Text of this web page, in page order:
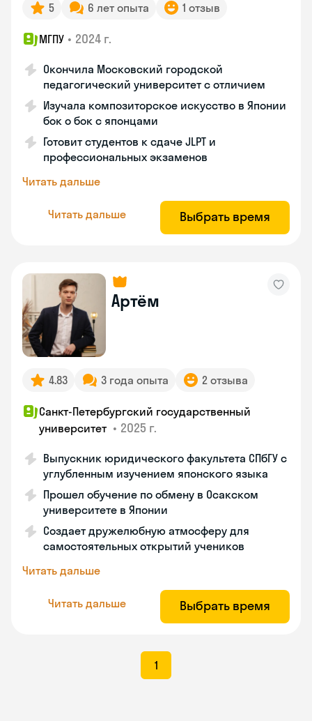
5 6 лет опыта 1 отзыв
МГПУ • 2024 г.
Окончила Московский городской
педагогический университет с отличием
Изучала композиторское искусство в Японии
бок о бок с японцами
Готовит студентов к сдаче JLPT и
профессиональных экзаменов
Читать дальше
Читать дальше Выбрать время
Артём
4.83 3 года опыта 2 отзыва
Санкт-Петербургский государственный
университет • 2025 г.
Выпускник юридического факультета СПбГУ с
углубленным изучением японского языка
Прошел обучение по обмену в Осакском
университете в Японии
Создает дружелюбную атмосферу для
самостоятельных открытий учеников
Читать дальше
Читать дальше Выбрать время
1